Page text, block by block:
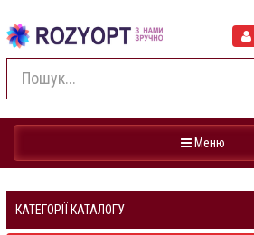
Навігація
Меню
КАТЕГОРІЇ КАТАЛОГУ